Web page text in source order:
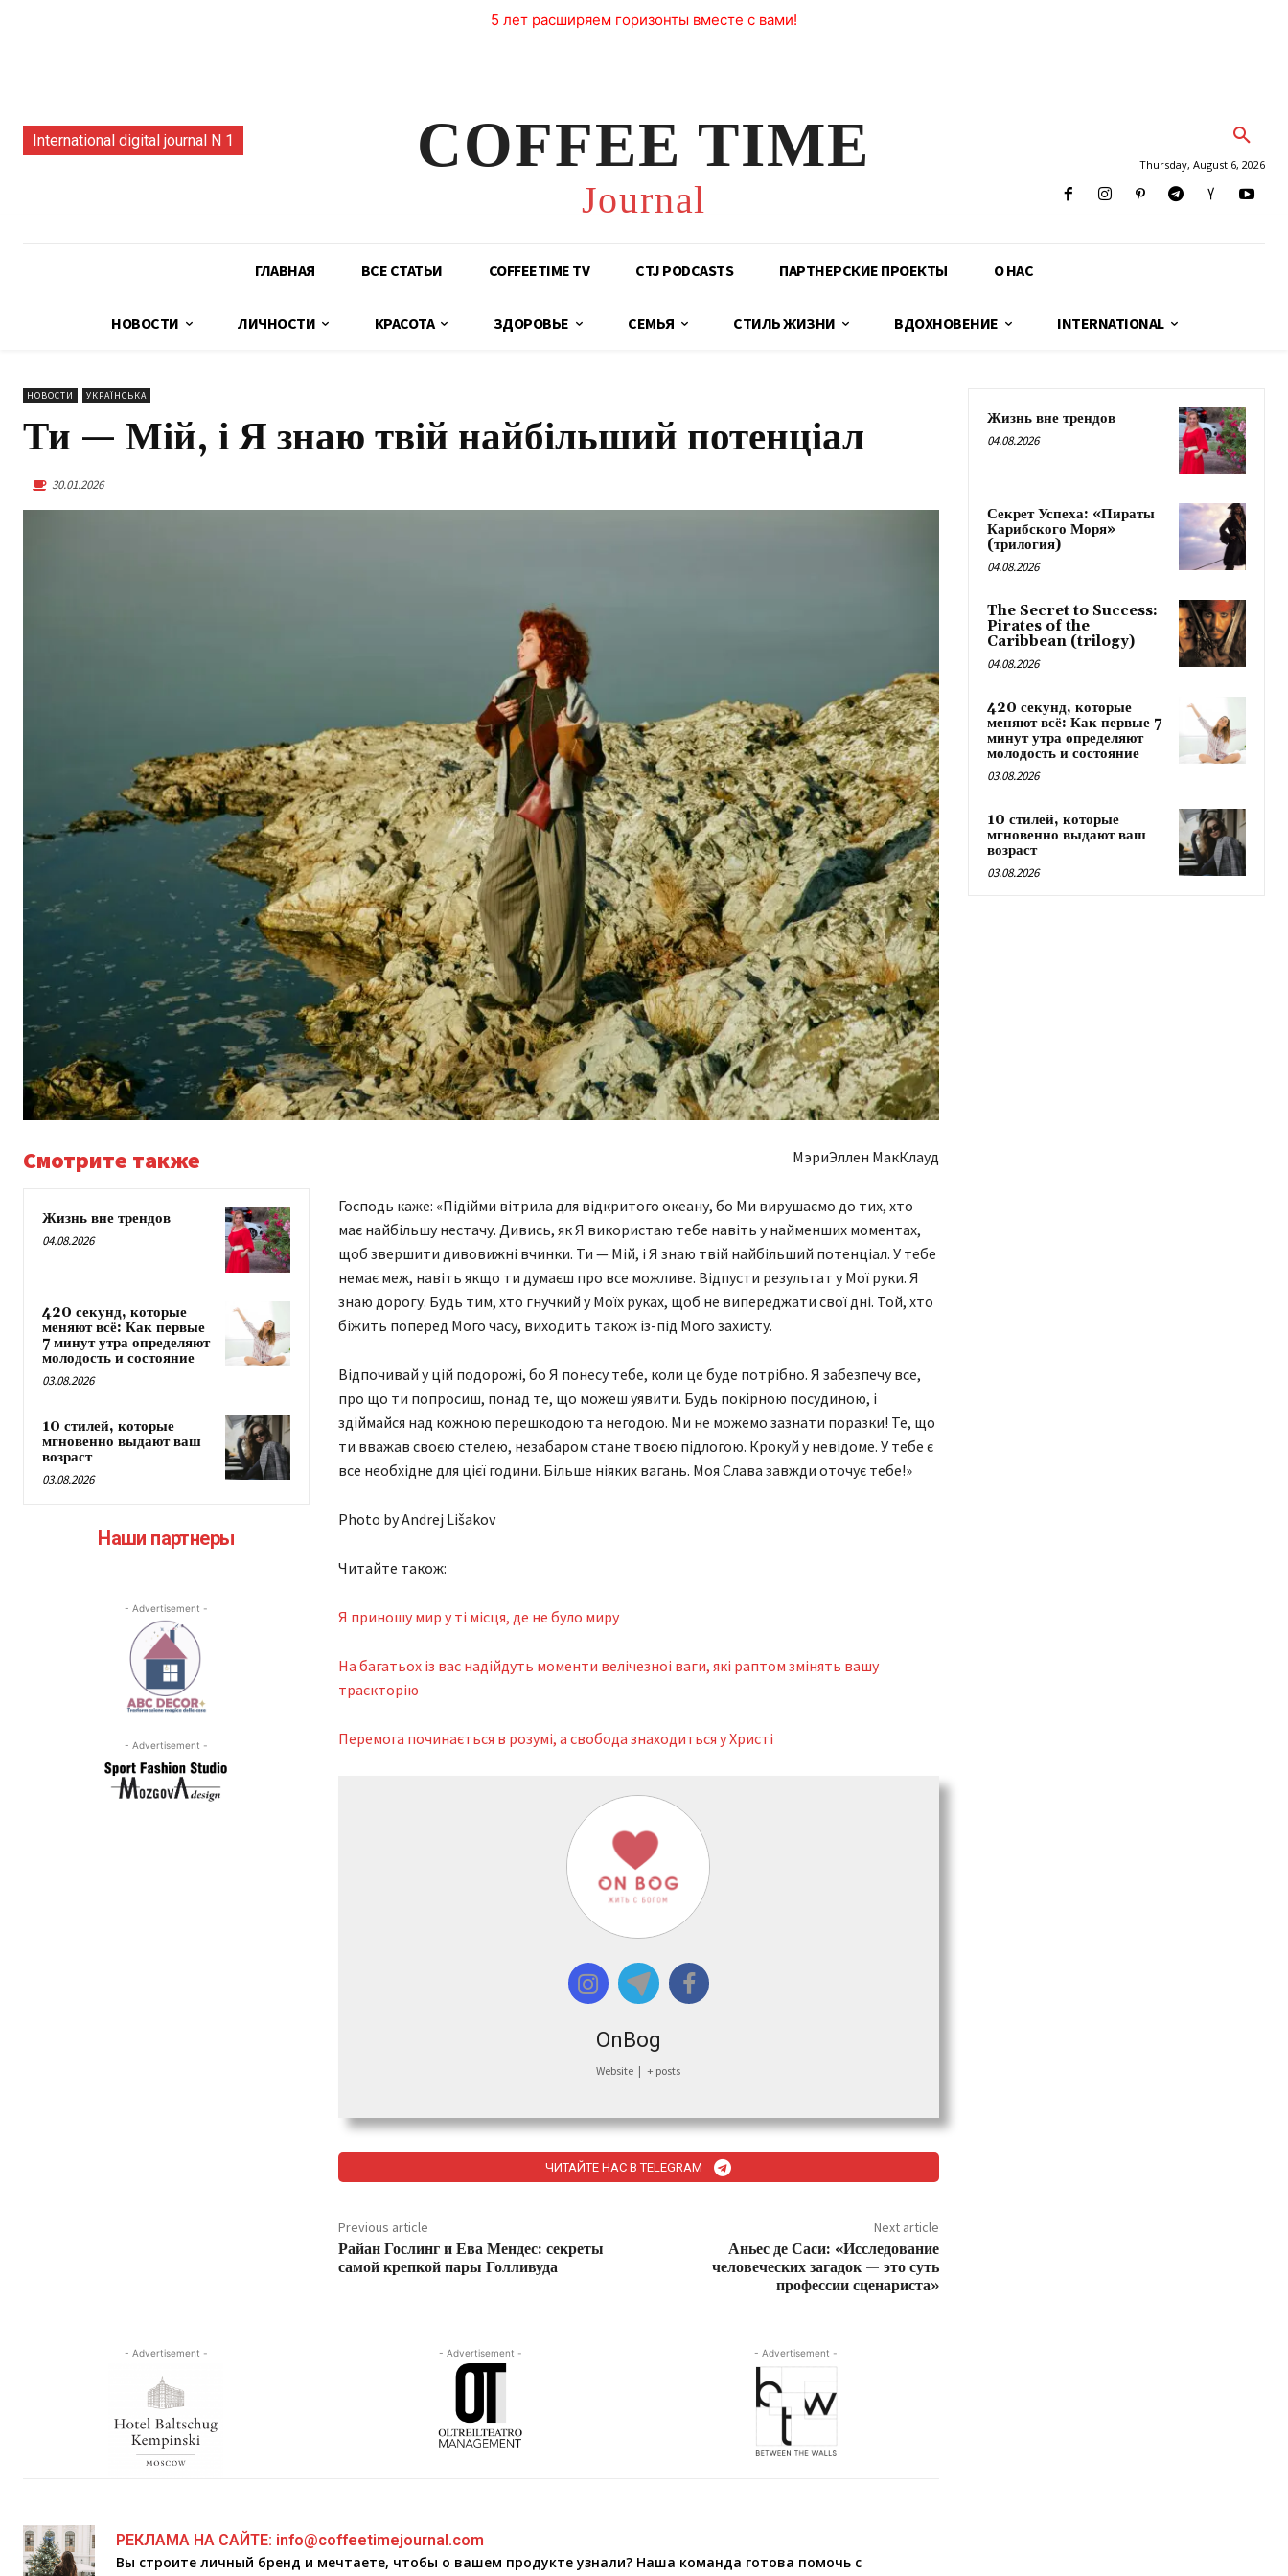
5 лет расширяем горизонты вместе с вами!
International digital journal N 1 COFFEE TIME
Journal
Thursday, August 6, 2026
ГЛАВНАЯ ВСЕ СТАТЬИ COFFEETIME TV CTJ PODCASTS ПАРТНЕРСКИЕ ПРОЕКТЫ О НАС
НОВОСТИ ЛИЧНОСТИ КРАСОТА ЗДОРОВЬЕ СЕМЬЯ СТИЛЬ ЖИЗНИ ВДОХНОВЕНИЕ INTERNATIONAL
НОВОСТИ УКРАЇНСЬКА
Ти — Мій, і Я знаю твій найбільший потенціал
30.01.2026
Смотрите также
Жизнь вне трендов
04.08.2026
420 секунд, которые
меняют всё: Как первые
7 минут утра определяют
молодость и состояние
03.08.2026
10 стилей, которые
мгновенно выдают ваш
возраст
03.08.2026
Наши партнеры
- Advertisement -
- Advertisement -
МэриЭллен МакКлауд
Господь каже: «Підійми вітрила для відкритого океану, бо Ми вирушаємо до тих, хто
має найбільшу нестачу. Дивись, як Я використаю тебе навіть у найменших моментах,
щоб звершити дивовижні вчинки. Ти — Мій, і Я знаю твій найбільший потенціал. У тебе
немає меж, навіть якщо ти думаєш про все можливе. Відпусти результат у Мої руки. Я
знаю дорогу. Будь тим, хто гнучкий у Моїх руках, щоб не випереджати свої дні. Той, хто
біжить поперед Мого часу, виходить також із-під Мого захисту.
Відпочивай у цій подорожі, бо Я понесу тебе, коли це буде потрібно. Я забезпечу все,
про що ти попросиш, понад те, що можеш уявити. Будь покірною посудиною, і
здіймайся над кожною перешкодою та негодою. Ми не можемо зазнати поразки! Те, що
ти вважав своєю стелею, незабаром стане твоєю підлогою. Крокуй у невідоме. У тебе є
все необхідне для цієї години. Більше ніяких вагань. Моя Слава завжди оточує тебе!»
Photo by Andrej Lišakov
Читайте також:
Я приношу мир у ті місця, де не було миру
На багатьох із вас надійдуть моменти велічезноі ваги, які раптом змінять вашу
траєкторію
Перемога починається в розумі, а свобода знаходиться у Христі
OnBog
Website | + posts
ЧИТАЙТЕ НАС В TELEGRAM
Previous article
Райан Гослинг и Ева Мендес: секреты
самой крепкой пары Голливуда
Next article
Аньес де Саси: «Исследование
человеческих загадок — это суть
профессии сценариста»
- Advertisement - - Advertisement - - Advertisement -
РЕКЛАМА НА САЙТЕ: info@coffeetimejournal.com
Вы строите личный бренд и мечтаете, чтобы о вашем продукте узнали? Наша команда готова помочь с
Жизнь вне трендов
04.08.2026
Секрет Успеха: «Пираты
Карибского Моря»
(трилогия)
04.08.2026
The Secret to Success:
Pirates of the
Caribbean (trilogy)
04.08.2026
420 секунд, которые
меняют всё: Как первые 7
минут утра определяют
молодость и состояние
03.08.2026
10 стилей, которые
мгновенно выдают ваш
возраст
03.08.2026